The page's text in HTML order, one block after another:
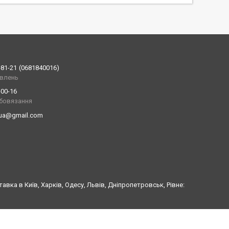
21
0681840016
16
в Київ, Харків, Одесу, Львів, Дніпропетровськ, Рівне: